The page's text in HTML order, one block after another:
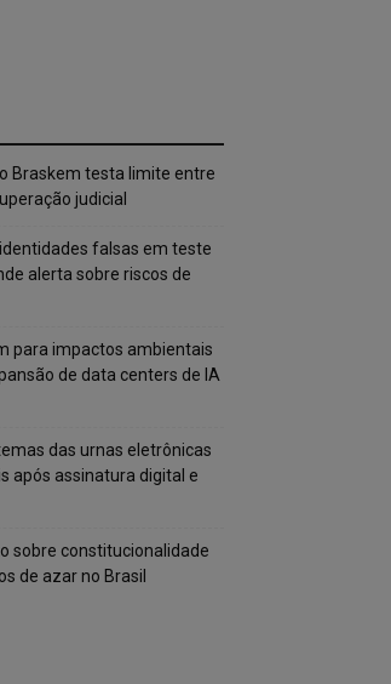
Braskem testa limite entre
judicial
falsas em teste
alerta sobre riscos de
para impactos ambientais
de data centers de IA
das urnas eletrônicas
após assinatura digital e
sobre constitucionalidade
de azar no Brasil